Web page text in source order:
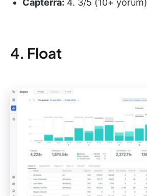
Capterra: 4. 3/5 (10+ yorum)
4. Float